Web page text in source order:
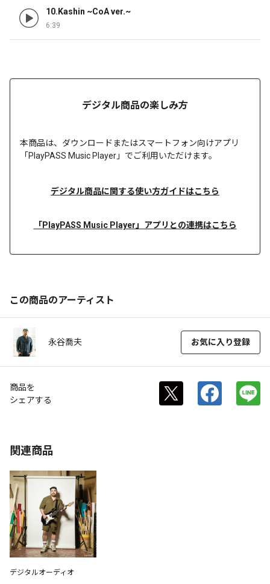
10.Kashin ~CoA ver.~
6:39
デジタル商品の楽しみ方
本商品は、 ダウンロードまたはスマートフォン向けアプリ
「PlayPASS Music Player」でご利用いただけます。
デジタル商品に関する使い方ガイドはこちら
「PlayPASS Music Player」アプリとの連携はこちら
この商品のアーティスト
永谷喬夫 お気に入り登録
商品を
シェアする
関連商品
デジタルオーディオ